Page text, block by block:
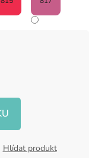
Hlídat produkt